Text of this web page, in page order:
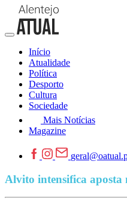
Início
Atualidade
Política
Desporto
Cultura
Sociedade
Mais Notícias
Magazine
Alvito intensifica aposta